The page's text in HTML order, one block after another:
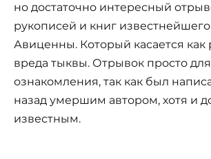
но достаточно интересный
рукописей и книг
Авиценны. Который касается как
вреда тыквы. Отрывок просто для
ознакомления, так как был
назад умершим автором, хотя и
известным.